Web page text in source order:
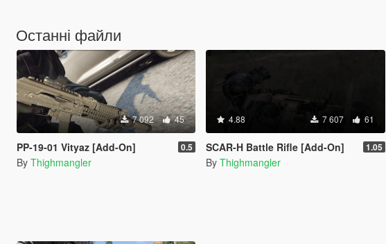
Останні файли
7 092 45
PP-19-01 Vityaz [Add-On] 0.5
By Thighmangler
4.88 7 607 61
SCAR-H Battle Rifle [Add-On] 1.05
By Thighmangler